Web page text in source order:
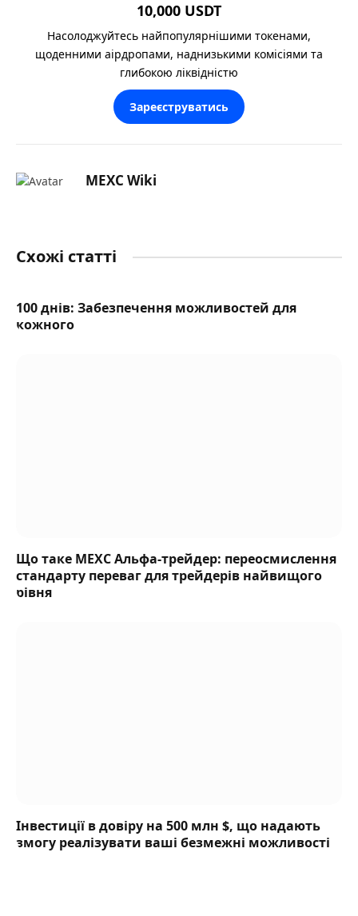
10,000 USDT
Насолоджуйтесь найпопулярнішими токенами,
щоденними аірдропами, наднизькими комісіями та
глибокою ліквідністю
Зареєструватись
MEXC Wiki
Схожі статті
100 днів: Забезпечення можливостей для
кожного
Що таке MEXC Альфа-трейдер: переосмислення
стандарту переваг для трейдерів найвищого
рівня
Інвестиції в довіру на 500 млн $, що надають
змогу реалізувати ваші безмежні можливості